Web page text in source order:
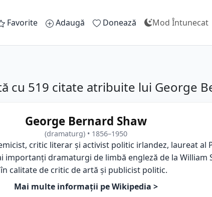
Favorite Adaugă Donează Mod Întunecat
cu 519 citate atribuite lui George
George Bernard Shaw
(dramaturg) • 1856–1950
critic literar și activist politic irlandez, laureat
importanți dramaturgi de limbă engleză de la William
calitate de critic de artă și publicist politic.
Mai multe informații pe Wikipedia >